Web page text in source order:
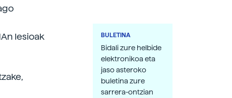
lesioak
BULETINA
Bidali zure helbide
elektronikoa eta
jaso asteroko
buletina zure
sarrera-ontzian